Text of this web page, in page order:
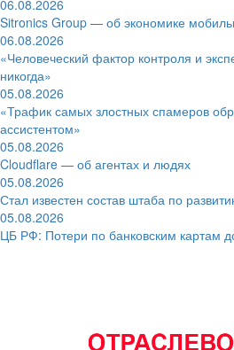
06.08.2026
Sitronics Group — об экономике
06.08.2026
«Человеческий фактор контроля и
никогда»
05.08.2026
«Трафик самых злостных спамеров
ассистентом»
05.08.2026
Cloudflare — об агентах и людях
05.08.2026
Стал известен состав штаба по
05.08.2026
ЦБ РФ: Потери по банковским картам